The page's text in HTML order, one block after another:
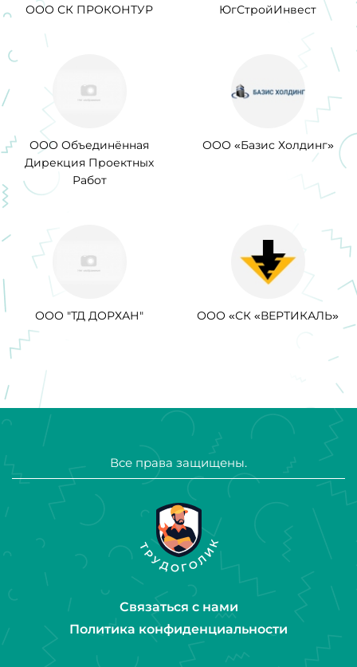
ООО СК ПРОКОНТУР ЮгСтройИнвест
ООО Объединённая
Дирекция Проектных
Работ
ООО «Базис Холдинг»
ООО "ТД ДОРХАН" ООО «СК «ВЕРТИКАЛЬ»
Все права защищены.
Связаться с нами
Политика конфиденциальности